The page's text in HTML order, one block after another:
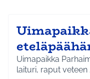
Uimapaikka Parhaimmillaan pätkä hiekkarantaa,
laituri, raput veteen